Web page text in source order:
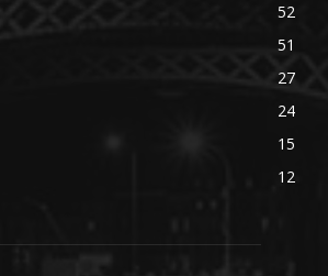
52
51
27
24
15
12